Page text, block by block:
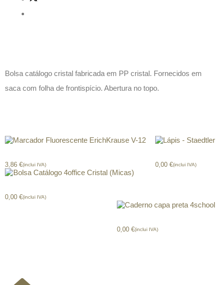
Bolsa catálogo cristal fabricada em PP cristal. Fornecidos em
saca com folha de frontispício. Abertura no topo.
3,86 €(inclui IVA) 0,00 €(inclui IVA)
0,00 €(inclui IVA)
0,00 €(inclui IVA)